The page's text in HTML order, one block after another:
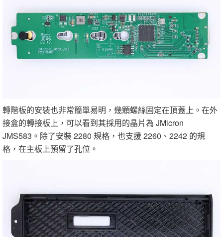
轉階板的安裝也非常簡單易明，幾顆螺絲固定在頂蓋上。在外
接盒的轉接板上，可以看到其採用的晶片為 JMicron
JMS583。除了安裝 2280 規格，也支援 2260、2242 的規
格，在主板上預留了孔位。